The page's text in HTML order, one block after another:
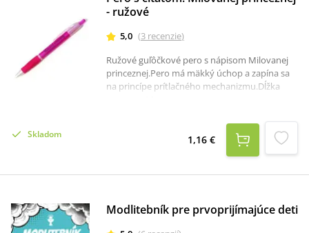
- ružové
5,0 (3 recenzie)
Ružové guľôčkové pero s nápisom Milovanej
princeznej.Pero má mäkký úchop a zapína sa
na princípe prítlačného mechanizmu.Dĺžka
Skladom 1,16 €
Modlitebník pre prvoprijímajúce deti